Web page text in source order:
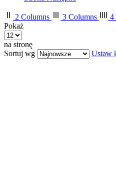
2 Columns 3 Columns 4
Pokaż
na stronę
Sortuj wg
Ustaw